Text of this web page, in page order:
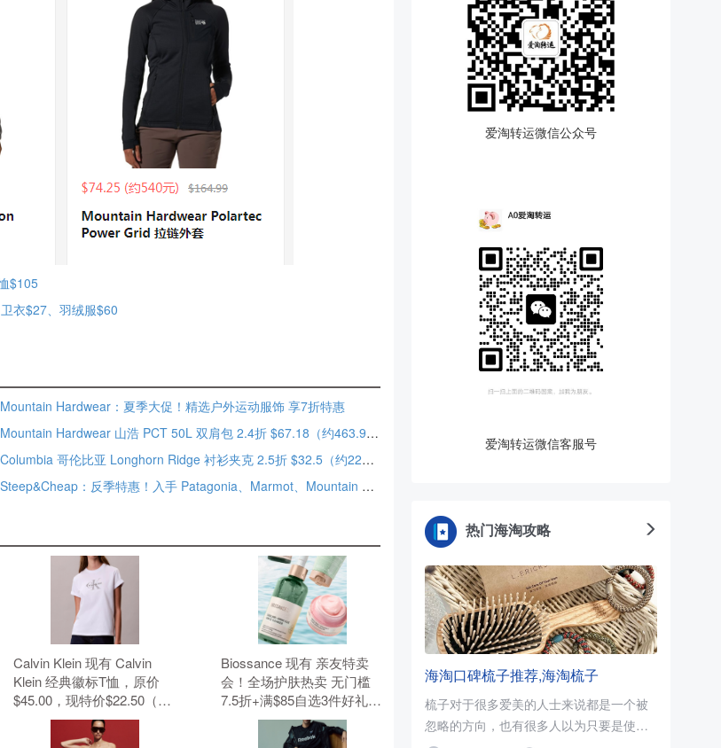
$105
衣$27、羽绒服$60
Mountain Hardwear：夏季大促！精选户外运动服饰 享7折特惠
Mountain Hardwear 山浩 PCT 50L 双肩包 2.4折 $67.18（约463.99元）
Columbia 哥伦比亚 Longhorn Ridge 衬衫夹克 2.5折 $32.5（约226.89元）
Steep&Cheap：反季特惠！入手 Patagonia、Marmot、Mountain Hardwear 等 低至6折
Calvin Klein 现有 Calvin
Klein 经典徽标T恤，原价
$45.00，现特价$22.50（约
152.19元）。 无需使用优惠
Biossance 现有 亲友特卖
会！全场护肤热卖 无门槛
7.5折+满$85自选3件好礼。
无需使用优惠码。
爱淘转运微信公众号
爱淘转运微信客服号
热门海淘攻略
海淘口碑梳子推荐,海淘梳子
梳子对于很多爱美的人士来说都是一个被
忽略的方向，也有很多人以为只要是使用